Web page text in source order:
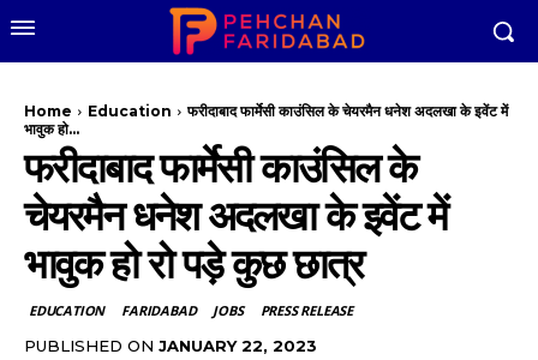
Home Education
फरीदाबाद फार्मेसी काउंसिल के चेयरमैन धनेश अदलखा के इवेंट में
भावुक हो...
फरीदाबाद फार्मेसी काउंसिल के
चेयरमैन धनेश अदलखा के इवेंट में
भावुक हो रो पड़े कुछ छात्र
EDUCATION FARIDABAD JOBS PRESS RELEASE
PUBLISHED ON JANUARY 22, 2023